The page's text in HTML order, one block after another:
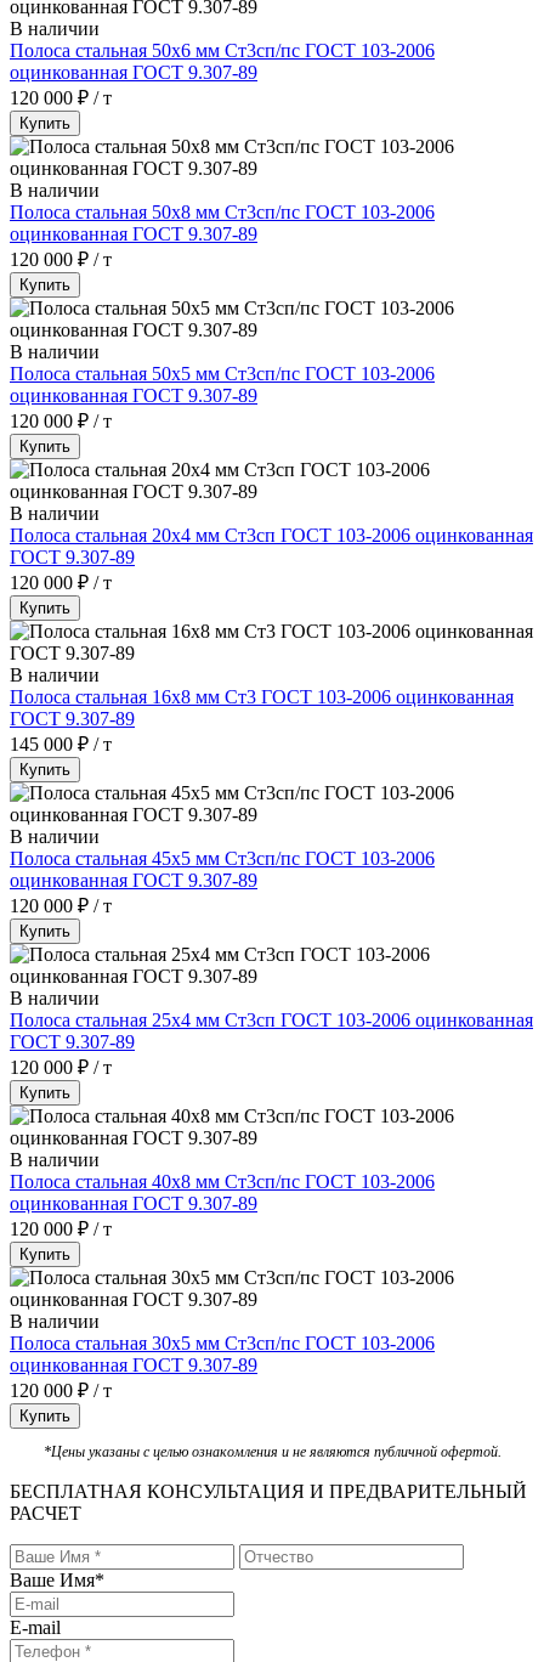
В наличии
Полоса стальная 50х6 мм Ст3сп/пс ГОСТ 103-2006
оцинкованная ГОСТ 9.307-89
120 000 ₽ / т
Купить
В наличии
Полоса стальная 50х8 мм Ст3сп/пс ГОСТ 103-2006
оцинкованная ГОСТ 9.307-89
120 000 ₽ / т
Купить
В наличии
Полоса стальная 50х5 мм Ст3сп/пс ГОСТ 103-2006
оцинкованная ГОСТ 9.307-89
120 000 ₽ / т
Купить
В наличии
Полоса стальная 20х4 мм Ст3сп ГОСТ 103-2006 оцинкованная
ГОСТ 9.307-89
120 000 ₽ / т
Купить
В наличии
Полоса стальная 16х8 мм Ст3 ГОСТ 103-2006 оцинкованная
ГОСТ 9.307-89
145 000 ₽ / т
Купить
В наличии
Полоса стальная 45х5 мм Ст3сп/пс ГОСТ 103-2006
оцинкованная ГОСТ 9.307-89
120 000 ₽ / т
Купить
В наличии
Полоса стальная 25х4 мм Ст3сп ГОСТ 103-2006 оцинкованная
ГОСТ 9.307-89
120 000 ₽ / т
Купить
В наличии
Полоса стальная 40х8 мм Ст3сп/пс ГОСТ 103-2006
оцинкованная ГОСТ 9.307-89
120 000 ₽ / т
Купить
В наличии
Полоса стальная 30х5 мм Ст3сп/пс ГОСТ 103-2006
оцинкованная ГОСТ 9.307-89
120 000 ₽ / т
Купить
*Цены указаны с целью ознакомления и не являются публичной офертой.
БЕСПЛАТНАЯ КОНСУЛЬТАЦИЯ И ПРЕДВАРИТЕЛЬНЫЙ
РАСЧЕТ
Ваше Имя*
E-mail